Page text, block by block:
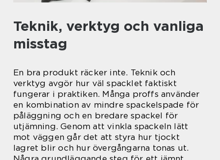
Teknik, verktyg och vanliga
misstag
En bra produkt räcker inte. Teknik och
verktyg avgör hur väl spacklet faktiskt
fungerar i praktiken. Många proffs använder
en kombination av mindre spackelspade för
påläggning och en bredare spackel för
utjämning. Genom att vinkla spackeln lätt
mot väggen går det att styra hur tjockt
lagret blir och hur övergångarna tonas ut.